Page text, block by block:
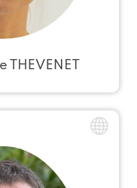
THEVENET